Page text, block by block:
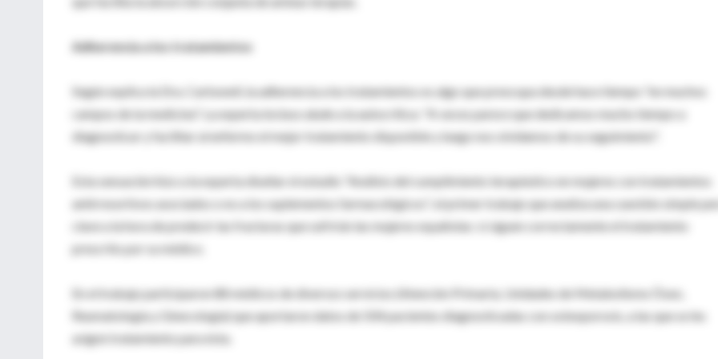
Adherencia a los tratamientos
Según explica la Dra. Carbonell, la adherencia a los tratamientos es algo que preocupa desde hace tiempo "en muchos
campos de la medicina". La experta incluso alude a la autocrítica: "A veces parece que dedicamos mucho tiempo a
diagnosticar y facilitar al enfermo el mejor tratamiento disponible y luego nos olvidamos de su seguimiento".
Esta sensación hizo a la experta diseñar el estudio "Análisis del cumplimiento terapéutico en mujeres con tratamientos
antirresortivos asociados o no a los suplementos farmacológicos", el primer trabajo que analiza una cuestión simple
clave a la hora de predecir las fracturas que sufrirán las mujeres españolas: si siguen correctamente el tratamiento
prescrito por su médico.
En el trabajo participaron 88 médicos de diversos servicios (Atención Primaria, Unidades de Metabolismo Óseo,
Reumatología y Ginecología) que aportaron datos de 504 pacientes diagnosticadas con osteoporosis, a las que se les
asignó tratamiento para ésta.